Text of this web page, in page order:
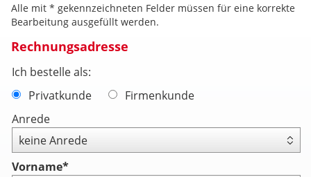
Alle mit * gekennzeichneten Felder müssen für eine korrekte
Bearbeitung ausgefüllt werden.
Rechnungsadresse
Ich bestelle als:
Privatkunde
Firmenkunde
Anrede
Vorname*